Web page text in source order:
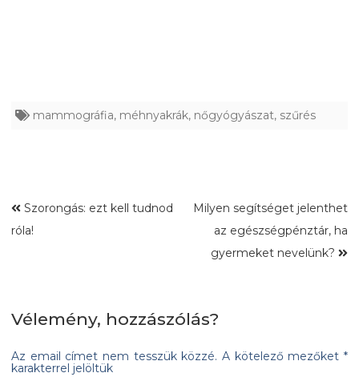
mammográfia, méhnyakrák, nőgyógyászat, szűrés
Szorongás: ezt kell tudnod
róla!
Milyen segítséget jelenthet
az egészségpénztár, ha
gyermeket nevelünk?
Vélemény, hozzászólás?
Az email címet nem tesszük közzé. A kötelező mezőket*
karakterrel jelöltük